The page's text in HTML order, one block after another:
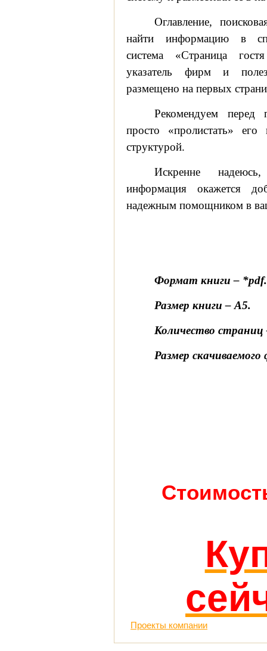
Оглавление,
найти информацию в
система «Страница
указатель фирм и
размещено на первых
Рекомендуем перед
просто «пролистать»
структурой.
Искренне
информация окажется
надежным помощником в
Формат книги – *pdf.
Размер книги – А5.
Количество страниц
Размер
Проекты компании